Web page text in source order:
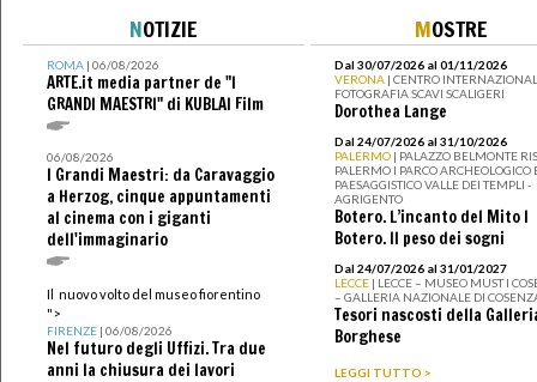
NOTIZIE
ROMA| 06/08/2026
ARTE.it media partner de "I
GRANDI MAESTRI" di KUBLAI Film
06/08/2026
I Grandi Maestri: da Caravaggio
a Herzog, cinque appuntamenti
al cinema con i giganti
dell'immaginario
Il nuovo volto del museo fiorentino
">
FIRENZE| 06/08/2026
Nel futuro degli Uffizi. Tra due
anni la chiusura dei lavori
MOSTRE
Dal 30/07/2026 al 01/11/2026
VERONA | CENTRO
FOTOGRAFIA SCAVI SCALIGERI
Dorothea Lange
Dal 24/07/2026 al 31/10/2026
PALERMO | PALAZZO BELMONTE
PALERMO I PARCO ARCHEOLOGICO
PAESAGGISTICO VALLE DEI TEMPLI -
AGRIGENTO
Botero. L’incanto del Mito I
Botero. Il peso dei sogni
Dal 24/07/2026 al 31/01/2027
LECCE | LECCE – MUSEO MUST I
– GALLERIA NAZIONALE DI
Tesori nascosti della
Borghese
LEGGI TUTTO >